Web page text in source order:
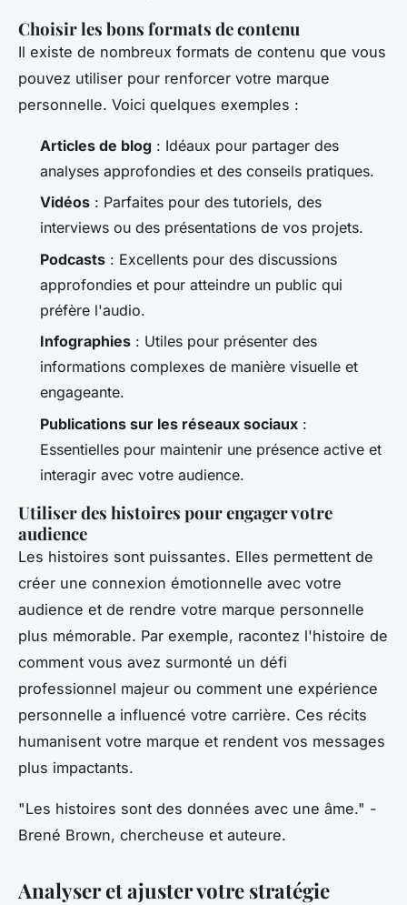
Choisir les bons formats de contenu
Il existe de nombreux formats de contenu que vous
pouvez utiliser pour renforcer votre marque
personnelle. Voici quelques exemples :
Articles de blog : Idéaux pour partager des
analyses approfondies et des conseils pratiques.
Vidéos : Parfaites pour des tutoriels, des
interviews ou des présentations de vos projets.
Podcasts : Excellents pour des discussions
approfondies et pour atteindre un public qui
préfère l'audio.
Infographies : Utiles pour présenter des
informations complexes de manière visuelle et
engageante.
Publications sur les réseaux sociaux :
Essentielles pour maintenir une présence active et
interagir avec votre audience.
Utiliser des histoires pour engager votre
audience
Les histoires sont puissantes. Elles permettent de
créer une connexion émotionnelle avec votre
audience et de rendre votre marque personnelle
plus mémorable. Par exemple, racontez l'histoire de
comment vous avez surmonté un défi
professionnel majeur ou comment une expérience
personnelle a influencé votre carrière. Ces récits
humanisent votre marque et rendent vos messages
plus impactants.
"Les histoires sont des données avec une âme." -
Brené Brown, chercheuse et auteure.
Analyser et ajuster votre stratégie